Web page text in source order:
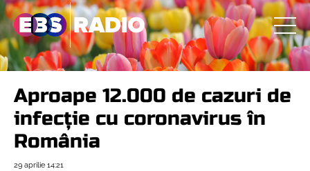
Aproape 12.000 de cazuri de
infecție cu coronavirus în
România
29 aprilie 14:21